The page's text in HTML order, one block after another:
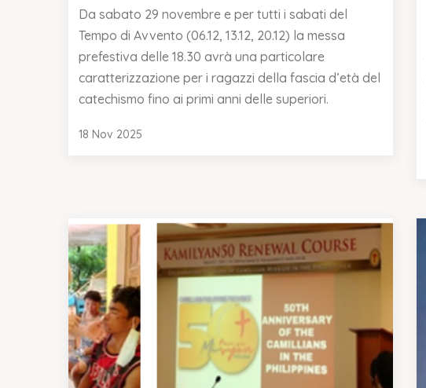
Da sabato 29 novembre e per tutti i sabati del
Tempo di Avvento (06.12, 13.12, 20.12) la messa
prefestiva delle 18.30 avrà una particolare
caratterizzazione per i ragazzi della fascia d’età del
catechismo fino ai primi anni delle superiori.
18 Nov 2025